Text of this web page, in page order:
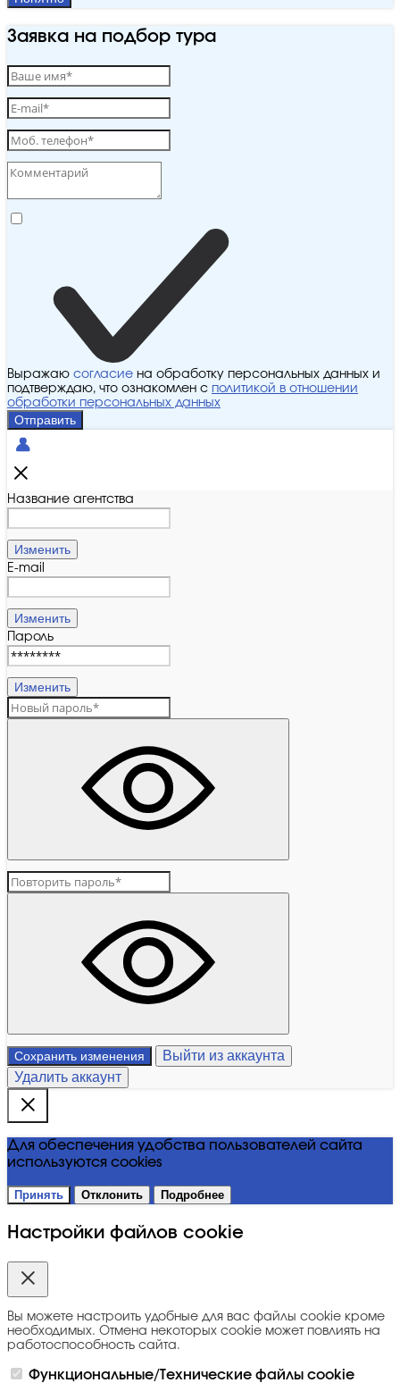
Заявка на подбор тура
Выражаю согласие на обработку персональных данных и
подтверждаю, что ознакомлен с политикой в отношении
обработки персональных данных
Отправить
Название агентства
Изменить
E-mail
Изменить
Пароль
Изменить
Сохранить изменения
Выйти из аккаунта
Удалить аккаунт
Для обеспечения удобства пользователей сайта
используются cookies
Принять Отклонить Подробнее
Настройки файлов cookie
Вы можете настроить удобные для вас файлы cookie кроме
необходимых. Отмена некоторых cookie может повлиять на
работоспособность сайта.
Функциональные/Технические файлы cookie